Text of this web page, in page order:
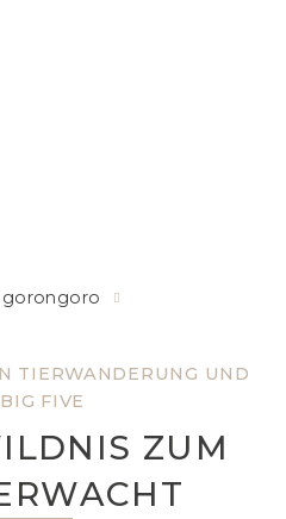
TIERWANDERUNG UND
FIVE
ZUM